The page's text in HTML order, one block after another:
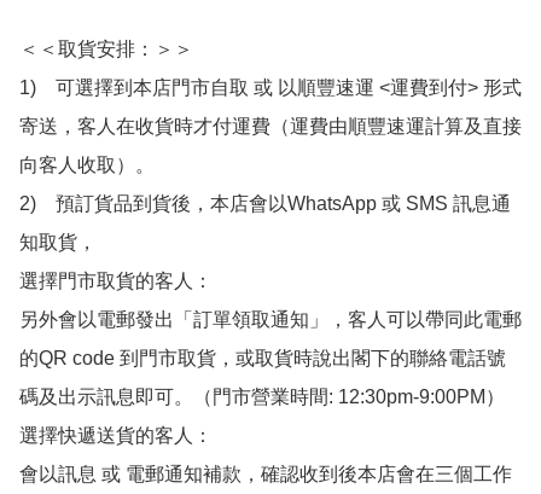
＜＜取貨安排：＞＞
1)　可選擇到本店門市自取 或 以順豐速運 <運費到付> 形式
寄送，客人在收貨時才付運費（運費由順豐速運計算及直接
向客人收取）。
2)　預訂貨品到貨後，本店會以WhatsApp 或 SMS 訊息通
知取貨，
選擇門市取貨的客人：
另外會以電郵發出「訂單領取通知」，客人可以帶同此電郵
的QR code 到門市取貨，或取貨時說出閣下的聯絡電話號
碼及出示訊息即可。（門市營業時間: 12:30pm-9:00PM）
選擇快遞送貨的客人：
會以訊息 或 電郵通知補款，確認收到後本店會在三個工作